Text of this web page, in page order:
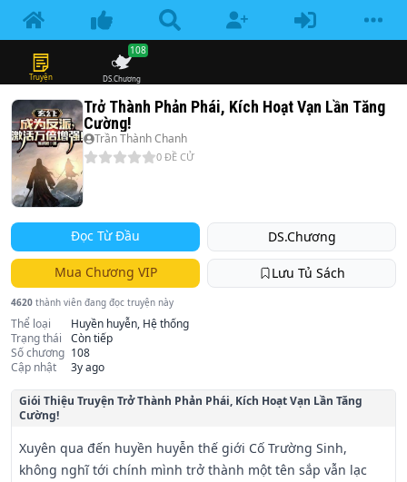
Truyện DS.Chương
108
Trở Thành Phản Phái, Kích Hoạt Vạn Lần Tăng
Cường!
Trần Thành Chanh
0 ĐỀ CỬ
Đọc Từ Đầu DS.Chương
Mua Chương VIP Lưu Tủ Sách
4620 thành viên đang đọc truyện này
Thể loại
Huyền huyễn, Hệ thống
Trạng thái
Còn tiếp
Số chương 108
Cập nhật
3y ago
Giói Thiệu Truyện Trở Thành Phản Phái, Kích Hoạt Vạn Lần Tăng
Cường!
Xuyên qua đến huyền huyễn thế giới Cố Trường Sinh,
không nghĩ tới chính mình trở thành một tên sắp vẫn lạc